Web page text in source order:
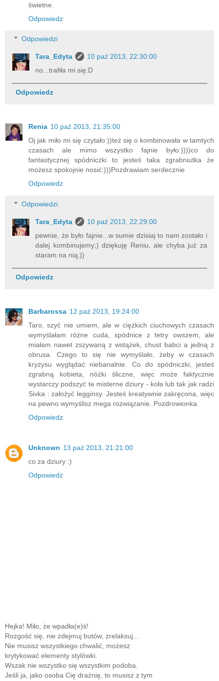
świetne.
Odpowiedz
Odpowiedzi
Tara_Edyta
10 paź 2013, 22:30:00
no...trafiła mi się:D
Odpowiedz
Renia 10 paź 2013, 21:35:00
Oj jak miło mi się czytało:))też się o kombinowała w tamtych
czasach ale mimo wszystko fajnie było:))))co do
fantastycznej spódniczki to jesteś taka zgrabniutka że
możesz spokojnie nosić:)))Pozdrawiam serdecznie
Odpowiedz
Odpowiedzi
Tara_Edyta
10 paź 2013, 22:29:00
pewnie, że było fajnie...w sumie dzisiaj to nam zostało i
dalej kombinujemy;) dziękuję Reniu, ale chyba już za
staram na nią;))
Odpowiedz
Barbarossa 12 paź 2013, 19:24:00
Taro, szyć nie umiem, ale w ciężkich ciuchowych czasach
wymyślałam różne cuda, spódnice z tetry owszem, ale
miałam nawet zszywaną z wstążek, chust babci a jedną z
obrusa. Czego to się nie wymyślało, żeby w czasach
kryzysu wyglądać niebanalnie. Co do spódniczki, jesteś
zgrabną kobieta, nóżki śliczne, więc może faktycznie
wystarczy podszyć te misterne dziury - koła lub tak jak radzi
Sivka : założyć legginsy. Jesteś kreatywnie zakręcona, więc
na pewno wymyślisz mega rozwiązanie. Pozdrowionka.
Odpowiedz
Unknown 13 paź 2013, 21:21:00
co za dziury :)
Odpowiedz
Hejka! Miło, że wpadła(e)ś!
Rozgość się, nie zdejmuj butów, zrelaksuj...
Nie musisz wszystkiego chwalić, możesz
krytykować elementy stylówki.
Wszak nie wszystko się wszystkim podoba.
Jeśli ja, jako osoba Cię drażnię, to musisz z tym